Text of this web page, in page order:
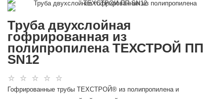
Труба двухслойная
гофрированная из
полипропилена ТЕХСТРОЙ ПП
SN12
Гофрированные трубы ТЕХСТРОЙ® из полипропилена и